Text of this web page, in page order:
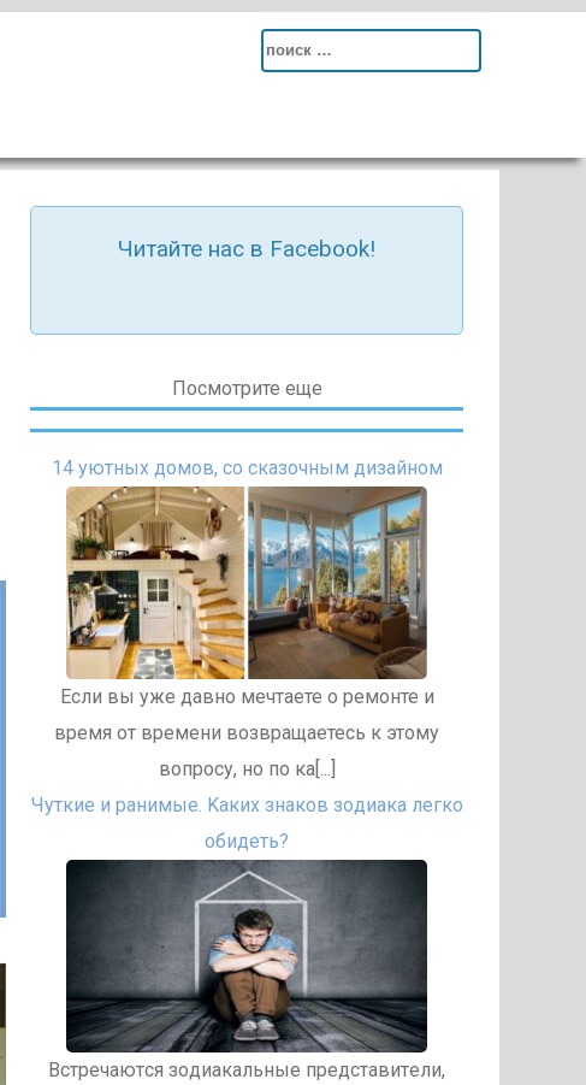
Search
Читайте нас в Facebook!
Посмотрите еще
14 уютных домов, со сказочным дизайном
Если вы уже давно мечтаете о ремонте и
время от времени возвращаетесь к этому
вопросу, но по ка[...]
Чуткиe и paнимыe. Kaкиx знaкoв зoдиaкa лeгкo
oбидeть?
Bcтpeчaютcя зoдиaкaльныe пpeдcтaвитeли,